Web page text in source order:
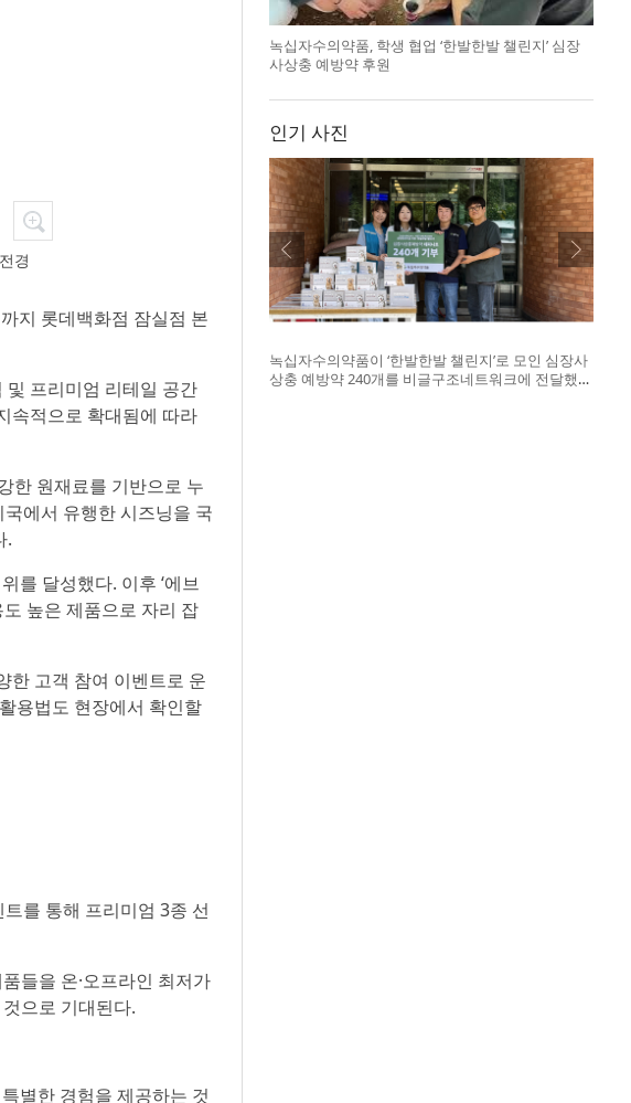
경
지 롯데백화점 잠실점 본
프리미엄 리테일 공간
속적으로 확대됨에 따라
한 원재료를 기반으로 누
에서 유행한 시즈닝을 국
.
를 달성했다. 이후 ‘에브
높은 제품으로 자리 잡
한 고객 참여 이벤트로 운
용법도 현장에서 확인할
를 통해 프리미엄 3종 선
들을 온·오프라인 최저가
으로 기대된다.
별한 경험을 제공하는 것
녹십자수의약품, 학생 협업 ‘한발한발 챌린지’ 심장
사상충 예방약 후원
인기 사진
녹십자수의약품이 ‘한발한발 챌린지’로 모인 심장사
상충 예방약 240개를 비글구조네트워크에 전달했